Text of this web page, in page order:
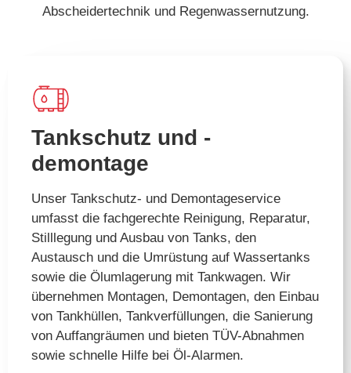
Abscheidertechnik und Regenwassernutzung.
Tankschutz und -
demontage​
Unser Tankschutz- und Demontageservice
umfasst die fachgerechte Reinigung, Reparatur,
Stilllegung und Ausbau von Tanks, den
Austausch und die Umrüstung auf Wassertanks
sowie die Ölumlagerung mit Tankwagen. Wir
übernehmen Montagen, Demontagen, den Einbau
von Tankhüllen, Tankverfüllungen, die Sanierung
von Auffangräumen und bieten TÜV-Abnahmen
sowie schnelle Hilfe bei Öl-Alarmen.